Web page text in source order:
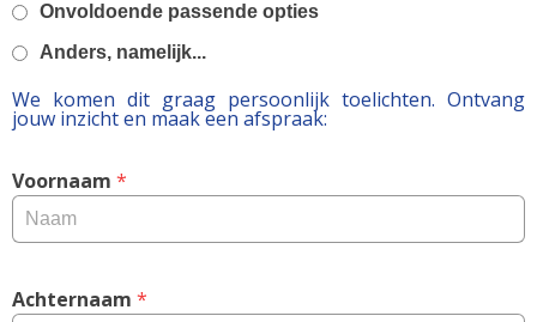
Onvoldoende passende opties
Anders, namelijk...
We komen dit graag persoonlijk toelichten. Ontvang
jouw inzicht en maak een afspraak:
Voornaam *
Achternaam *